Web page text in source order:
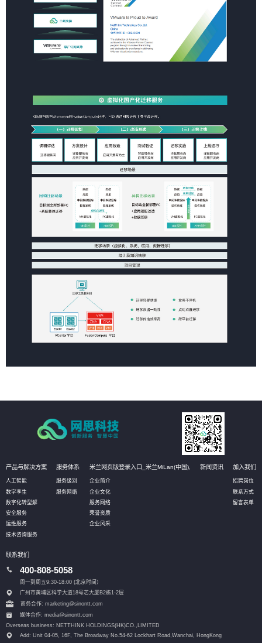
产品与解决方案
人工智能
数字孪生
数字化转型解
安全服务
运维服务
技术咨询服务
服务体系
服务级别
服务网络
米兰网页版登录入口_米兰MiLan(中国),
企业简介
企业文化
服务网络
荣誉资质
企业风采
新闻资讯 加入我们
招聘岗位
联系方式
留言表单
联系我们
400-808-5058
周一到周五9:30-18:00 (北京时间）
广州市黄埔区科学大道18号芯大厦B2栋1-2层
商务合作: marketing@sinontt.com
媒体合作: media@sinontt.com
Overseas business: NETTHINK HOLDINGS(HK)CO.,LIMITED
Add: Unit 04-05, 16F, The Broadway No.54-62 Lockhart Road,Wanchai, HongKong